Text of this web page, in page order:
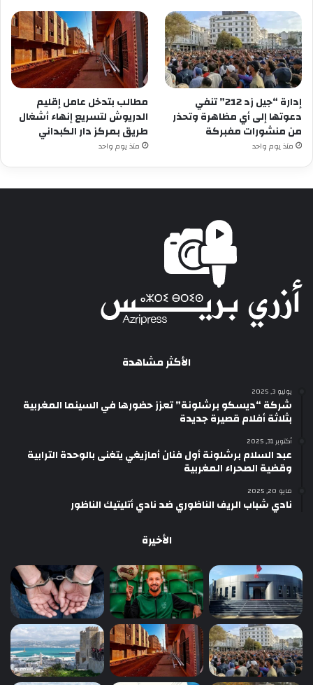
إدارة “جيل زد 212” تنفي
دعوتها إلى أي مظاهرة وتحذر
من منشورات مفبركة
منذ يوم واحد
مطالب بتدخل عامل إقليم
الدريوش لتسريع إنهاء أشغال
طريق بمركز دار الكبداني
منذ يوم واحد
الأكثر مشاهدة
يوليو 3, 2025
شركة “ديسكو برشلونة” تعزز حضورها في السينما المغربية
بثلاثة أفلام قصيرة جديدة
أكتوبر 31, 2025
عبد السلام برشلونة أول فنان أمازيغي يتغنى بالوحدة الترابية
وقضية الصحراء المغربية
مايو 20, 2025
نادي شباب الريف الناظوري ضد نادي أتليتيك الناظور
الأخيرة